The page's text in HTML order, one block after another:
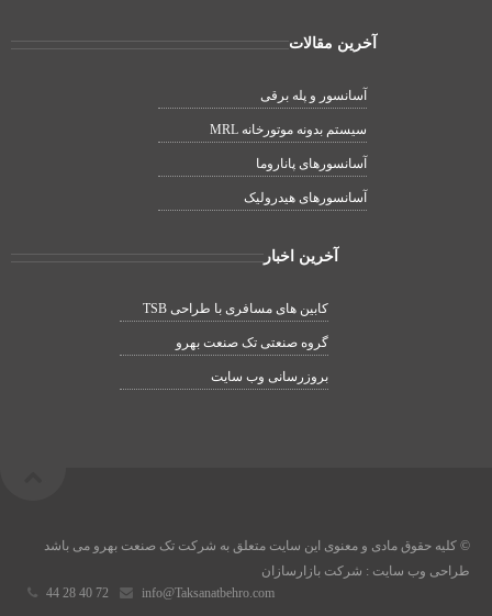
آخرین مقالات
آسانسور و پله برقی
سیستم بدونه موتورخانه MRL
آسانسورهای پاناروما
آسانسورهای هیدرولیک
آخرین اخبار
کابین های مسافری با طراحی TSB
گروه صنعتی تک صنعت بهرو
بروزرسانی وب سایت
کلیه حقوق مادی و معنوی این سایت متعلق به شرکت تک صنعت بهرو می باشد ©
طراحی وب سایت : شرکت بازارسازان
44 28 40 72
info@Taksanatbehro.com